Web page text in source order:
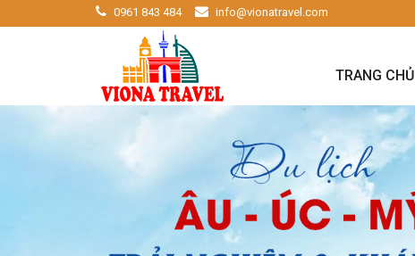
0961 843 484 info@vionatravel.com
TRANG CHỦ